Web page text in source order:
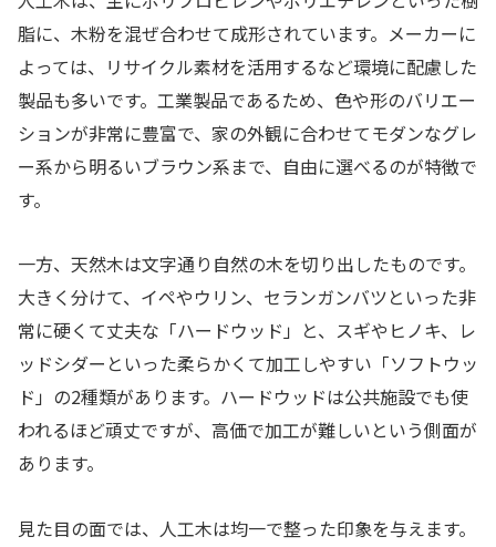
脂に、木粉を混ぜ合わせて成形されています。メーカーに
よっては、リサイクル素材を活用するなど環境に配慮した
製品も多いです。工業製品であるため、色や形のバリエー
ションが非常に豊富で、家の外観に合わせてモダンなグレ
ー系から明るいブラウン系まで、自由に選べるのが特徴で
す。
一方、天然木は文字通り自然の木を切り出したものです。
大きく分けて、イペやウリン、セランガンバツといった非
常に硬くて丈夫な「ハードウッド」と、スギやヒノキ、レ
ッドシダーといった柔らかくて加工しやすい「ソフトウッ
ド」の2種類があります。ハードウッドは公共施設でも使
われるほど頑丈ですが、高価で加工が難しいという側面が
あります。
見た目の面では、人工木は均一で整った印象を与えます。